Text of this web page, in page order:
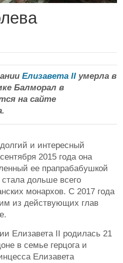
Елизавета II умерла в
Балморал в
на сайте
и интересный
2015 года она
ее прапрабабушкой
дольше всего
монархов. С 2017 года
из действующих глав
Елизавета II родилась 21
в семье герцога и
Елизавета